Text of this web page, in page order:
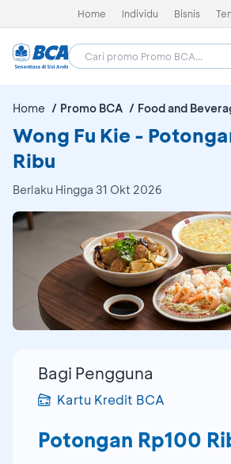
Home Individu Bisnis
Home Promo BCA Food and
Wong Fu Kie -
Ribu
Berlaku Hingga 31 Okt 2026
Bagi Pengguna
Kartu Kredit BCA
Potongan Rp100